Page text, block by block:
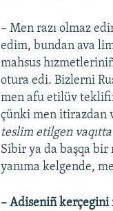
– Men razı olmaz
edim, bundan ava
mahsus
otura edi. Bizlerni
men afu etilüv
çünki men itirazdan
teslim etilgen
Sibir ya da başqa
yanıma kelgende,
– Adiseniñ kerçegini